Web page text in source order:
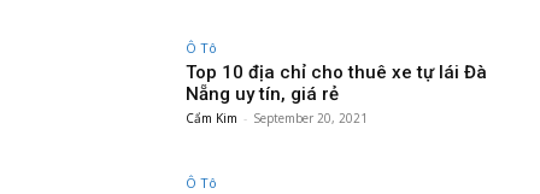
Ô Tô
Top 10 địa chỉ cho thuê xe tự lái Đà
Nẵng uy tín, giá rẻ
Cẩm Kim - September 20, 2021
Ô Tô